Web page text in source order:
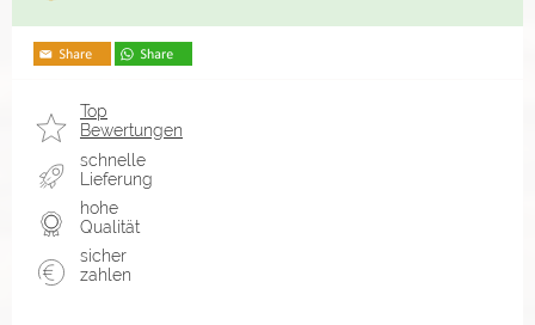
Top
Bewertungen
schnelle
Lieferung
hohe
Qualität
sicher
zahlen